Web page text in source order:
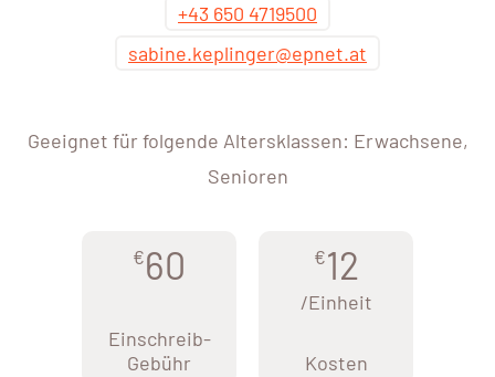
+43 650 4719500
sabine.keplinger@epnet.at
Geeignet für folgende Altersklassen: Erwachsene,
Senioren
€60
Einschreib-
Gebühr
€12
/Einheit
Kosten